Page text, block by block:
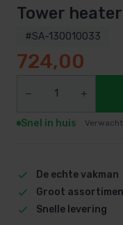
Tower
#SA-130010033
724,00
Snel in huis
De echte vakman
Groot
Snelle levering